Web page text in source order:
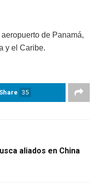
de Panamá,
y el Caribe.
Share 35
aliados en China